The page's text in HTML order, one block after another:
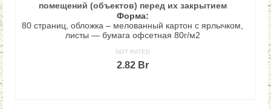
помещений (объектов) перед их закрытием
Форма:
80 страниц, обложка – мелованный картон с ярлычком,
листы — бумага офсетная 80г/м2
NOT RATED
2.82 Br